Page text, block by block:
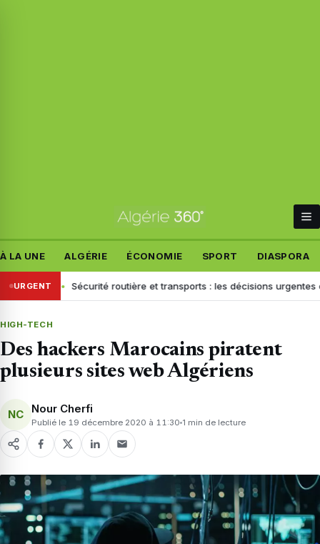
À LA UNE ALGÉRIE ÉCONOMIE SPORT DIASPORA
URGENT
end Sécurité routière et transports : les décisions urgentes de
HIGH-TECH
Des hackers Marocains piratent
plusieurs sites web Algériens
NC Nour Cherfi
Publié le 19 décembre 2020 à 11:30 1 min de lecture